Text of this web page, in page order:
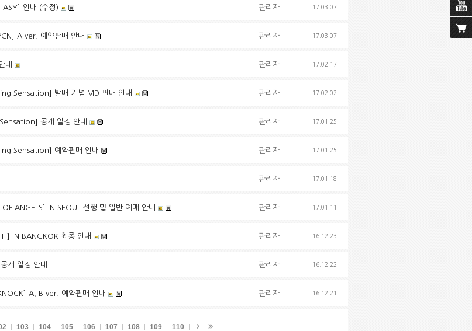
안내 (수정) 관리자 17.03.07
A ver. 예약판매 안내 관리자 17.03.07
내 관리자 17.02.17
Sensation] 발매 기념 MD 판매 안내 관리자 17.02.02
공개 일정 안내 관리자 17.01.25
Sensation] 예약판매 안내 관리자 17.01.25
관리자 17.01.18
ANGELS] IN SEOUL 선행 및 일반 예매 안내 관리자 17.01.11
IN BANGKOK 최종 안내 관리자 16.12.23
개 일정 안내 관리자 16.12.22
A, B ver. 예약판매 안내 관리자 16.12.21
103 104 105 106 107 108 109 110